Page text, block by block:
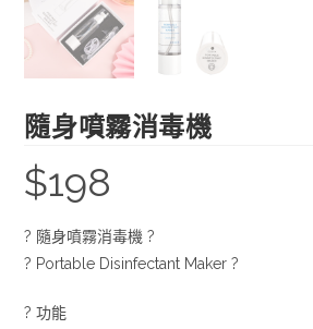
隨身噴霧消毒機
$198
? 隨身噴霧消毒機 ?
? Portable Disinfectant Maker ?
? 功能